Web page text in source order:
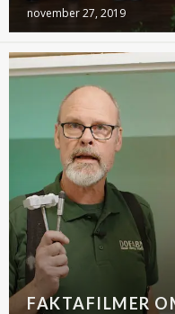
november 27, 2019
FAKTAFILMER